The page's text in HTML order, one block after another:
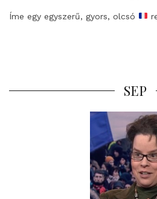
Íme egy egyszerű, gyors, olcsó
SEP